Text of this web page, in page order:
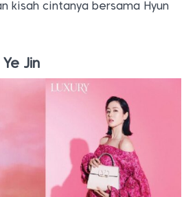
kisah cintanya bersama Hyun
Jin